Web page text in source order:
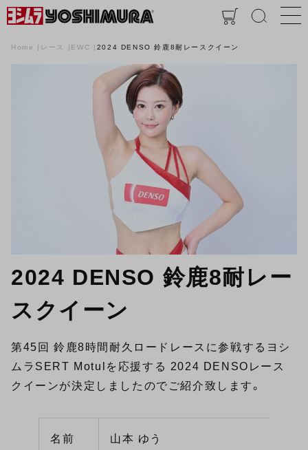
Home レース EWC 2024 DENSO 鈴鹿8耐レースクイーン
2024 DENSO 鈴鹿8耐レー
スクイーン
第45回 鈴鹿8時間耐久ロードレースに参戦するヨシ
ムラSERT Motulを応援する 2024 DENSOレース
クイーンが決定しましたのでご紹介致します。
名前 山本 ゆう